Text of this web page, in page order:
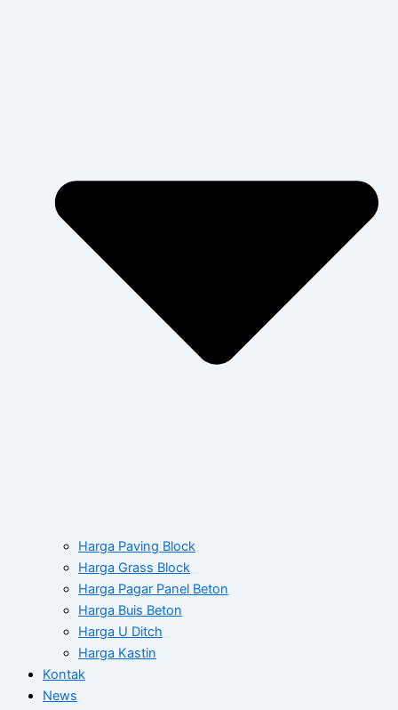
Harga Paving Block
Harga Grass Block
Harga Pagar Panel Beton
Harga Buis Beton
Harga U Ditch
Harga Kastin
Kontak
News